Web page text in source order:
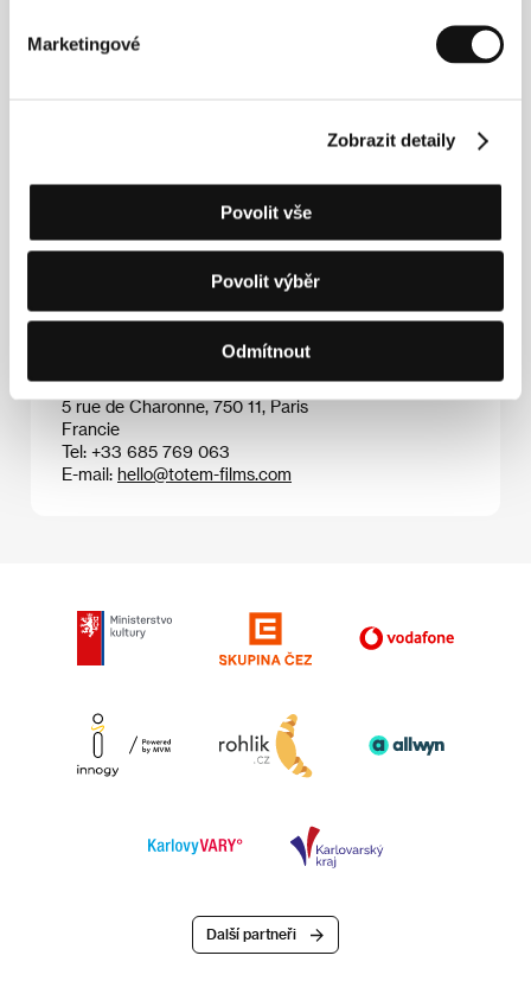
Marketingové
Zobrazit detaily
Povolit vše
Povolit výběr
Odmítnout
Life on the Horn(2020, kr.),Přijdou moji rodiče?(Will
My Parents Come to See Me , 2022, kr.),
ráje(The Village Next to Paradise, 2024).
Totem Films
5 rue de Charonne, 750 11, Paris
Francie
Tel: +33 685 769 063
E-mail: hello@totem-films.com
Další partneři